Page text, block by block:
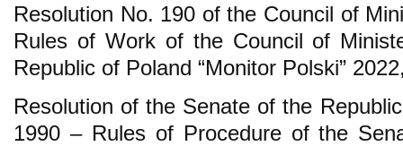
Resolution No. 190 of the Council of
Rules of Work of the Council of
Republic of Poland “Monitor Polski”
Resolution of the Senate of the
1990 – Rules of Procedure of the